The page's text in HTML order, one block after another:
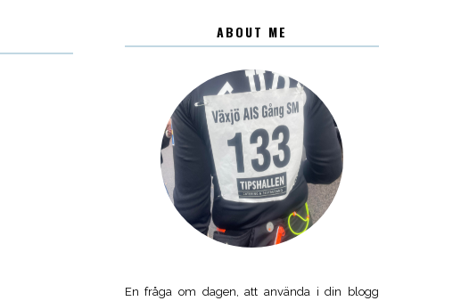
ABOUT ME
En fråga om dagen, att använda i din blogg